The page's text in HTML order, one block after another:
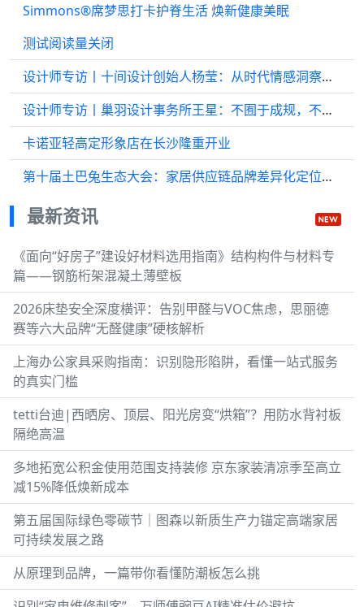
Simmons®席梦思打卡护脊生活 焕新健康美眠
测试阅读量关闭
设计师专访丨十间设计创始人杨莹：从时代情感洞察重构未来空间新境
设计师专访丨巢羽设计事务所王星：不囿于成规，不止于设计
卡诺亚轻高定形象店在长沙隆重开业
第十届土巴兔生态大会：家居供应链品牌差异化定位构建竞争优势
最新资讯
《面向“好房子”建设好材料选用指南》结构构件与材料专
篇——钢筋桁架混凝土薄壁板
2026床垫安全深度横评：告别甲醛与VOC焦虑，思丽德
赛等六大品牌“无醛健康”硬核解析
上海办公家具采购指南：识别隐形陷阱，看懂一站式服务
的真实门槛
tetti台迪|西晒房、顶层、阳光房变“烘箱”？用防水背衬板
隔绝高温
多地拓宽公积金使用范围支持装修 京东家装清凉季至高立
减15%降低焕新成本
第五届国际绿色零碳节｜图森以新质生产力锚定高端家居
可持续发展之路
从原理到品牌，一篇带你看懂防潮板怎么挑